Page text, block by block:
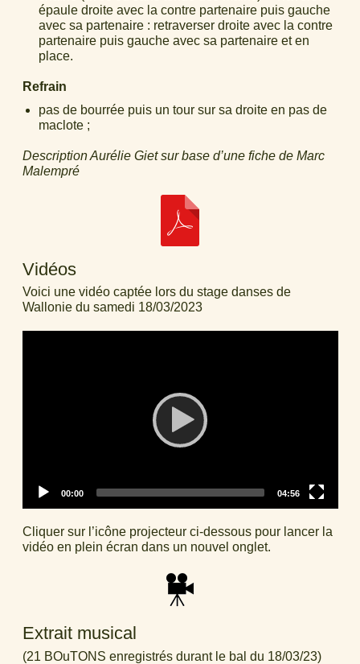
épaule droite avec la contre partenaire puis gauche
avec sa partenaire : retraverser droite avec la contre
partenaire puis gauche avec sa partenaire et en
place.
Refrain
pas de bourrée puis un tour sur sa droite en pas de
maclote ;
Description Aurélie Giet sur base d’une fiche de Marc
Malempré
Vidéos
Voici une vidéo captée lors du stage danses de
Wallonie du samedi 18/03/2023
Current
00:00
Total
duration
04:56
Cliquer sur l’icône projecteur ci-dessous pour lancer la
vidéo en plein écran dans un nouvel onglet.
Extrait musical
(21 BOuTONS enregistrés durant le bal du 18/03/23)